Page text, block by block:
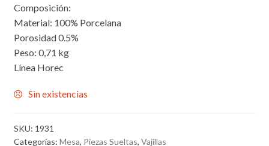
Composición:
Material: 100% Porcelana
Porosidad 0.5%
Peso: 0,71 kg
Línea Horec
Sin existencias
SKU: 1931
Categorías: Mesa, Piezas Sueltas, Vajillas